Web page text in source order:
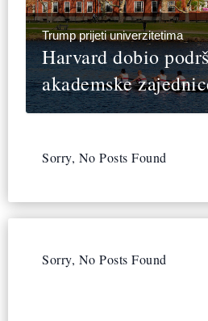
Trump prijeti univerzitetima
Harvard dobio
akademske
Sorry, No Posts Found
Sorry, No Posts Found